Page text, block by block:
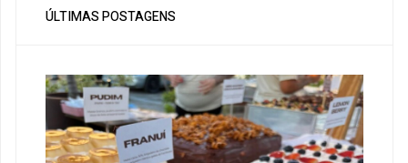
ÚLTIMAS POSTAGENS